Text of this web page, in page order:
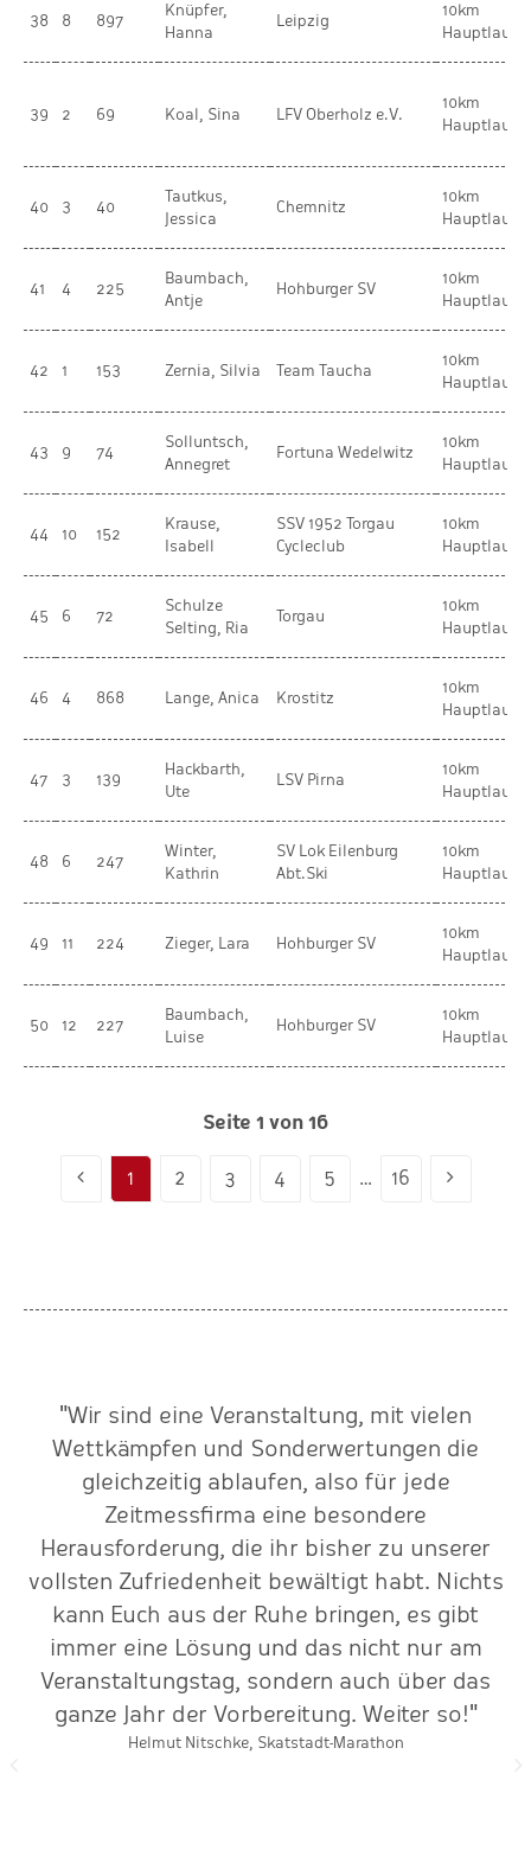
38 8 897
Knüpfer,
Hanna
Leipzig
10km
Hauptlauf
39 2 69 Koal, Sina LFV Oberholz e.V.
10km
Hauptlauf
40 3 40
Tautkus,
Jessica
Chemnitz
10km
Hauptlauf
41 4 225
Baumbach,
Antje
Hohburger SV
10km
Hauptlauf
42 1 153 Zernia, Silvia Team Taucha
10km
Hauptlauf
43 9 74
Solluntsch,
Annegret
Fortuna Wedelwitz
10km
Hauptlauf
44 10 152
Krause,
Isabell
SSV 1952 Torgau
Cycleclub
10km
Hauptlauf
45 6 72
Schulze
Selting, Ria
Torgau
10km
Hauptlauf
46 4 868 Lange, Anica Krostitz
10km
Hauptlauf
47 3 139
Hackbarth,
Ute
LSV Pirna
10km
Hauptlauf
48 6 247
Winter,
Kathrin
SV Lok Eilenburg
Abt.Ski
10km
Hauptlauf
49 11 224 Zieger, Lara Hohburger SV
10km
Hauptlauf
50 12 227
Baumbach,
Luise
Hohburger SV
10km
Hauptlauf
Seite 1 von 16
1 2 3 4 5 … 16
"Wir sind eine Veranstaltung, mit vielen
Wettkämpfen und Sonderwertungen die
gleichzeitig ablaufen, also für jede
Zeitmessfirma eine besondere
Herausforderung, die ihr bisher zu unserer
vollsten Zufriedenheit bewältigt habt. Nichts
kann Euch aus der Ruhe bringen, es gibt
immer eine Lösung und das nicht nur am
Veranstaltungstag, sondern auch über das
ganze Jahr der Vorbereitung. Weiter so!"
Helmut Nitschke, Skatstadt-Marathon